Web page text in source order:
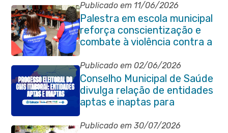
Publicado em 11/06/2026
Palestra em escola municipal
reforça conscientização e
combate à violência contra a
pessoa idosa em Itaboraí
Publicado em 02/06/2026
Conselho Municipal de Saúde
divulga relação de entidades
aptas e inaptas para
processo eleitoral do
quadriênio 2026-2030
Publicado em 30/07/2026